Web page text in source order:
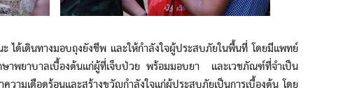
ทางมอบถุงยังชีพ และให้กำลังใจผู้ประสบภัยในพื้นที่ โดยมีแพทย์
ษาพยาบาลเบื้องต้นแก่ผู้ที่เจ็บป่วย พร้อมมอบยา และเวชภัณฑ์ที่จำเป็น